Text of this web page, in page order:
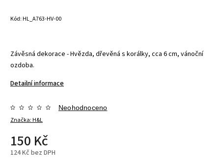
Kód:HL_A763-HV-00
Závěsná dekorace - Hvězda, dřevěná s korálky, cca 6 cm, vánoční
ozdoba.
Detailní informace
Značka:H&L
Neohodnoceno
150 Kč
124 Kč bez DPH